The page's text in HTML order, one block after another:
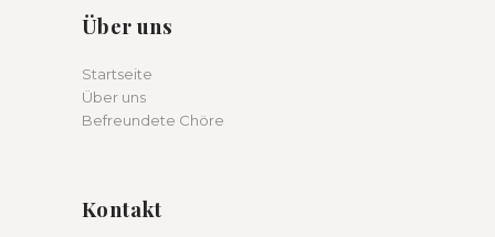
Über uns
Startseite
Über uns
Befreundete Chöre
Kontakt